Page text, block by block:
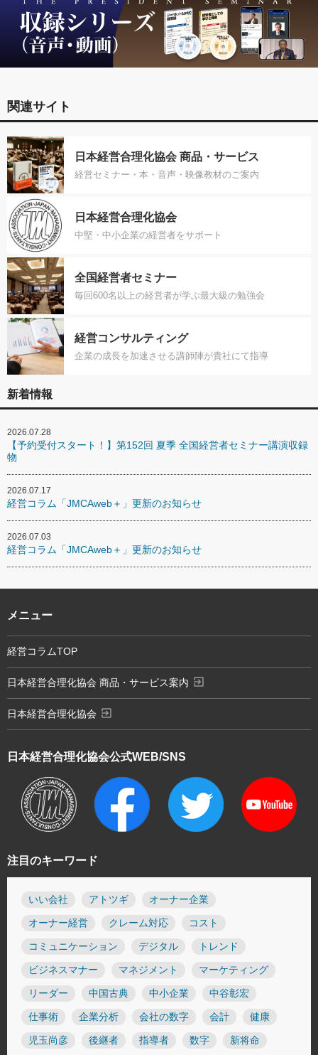
関連サイト
日本経営合理化協会 商品・サービス
経営セミナー・本・音声・映像教材のご案内
日本経営合理化協会
中堅・中小企業の経営者をサポート
全国経営者セミナー
毎回600名以上の経営者が学ぶ最大級の勉強会
経営コンサルティング
企業の成長を加速させる講師陣が貴社にて指導
新着情報
2026.07.28
【予約受付スタート！】第152回 夏季 全国経営者セミナー講演収録
物
2026.07.17
経営コラム「JMCAweb＋」更新のお知らせ
2026.07.03
経営コラム「JMCAweb＋」更新のお知らせ
注目のキーワード
いい会社 アトツギ オーナー企業
オーナー経営 クレーム対応 コスト
コミュニケーション デジタル トレンド
ビジネスマナー マネジメント マーケティング
リーダー 中国古典 中小企業 中谷彰宏
仕事術 企業分析 会社の数字 会計 健康
児玉尚彦 後継者 指導者 数字 新将命
日本経営合理化協会公式WEB/SNS
メニュー
経営コラムTOP
日本経営合理化協会 商品・サービス案内 exit_to_app
日本経営合理化協会 exit_to_app